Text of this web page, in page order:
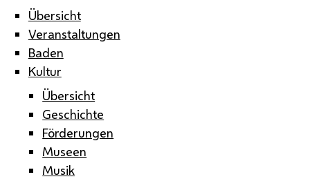
Übersicht
Veranstaltungen
Baden
Kultur
Übersicht
Geschichte
Förderungen
Museen
Musik